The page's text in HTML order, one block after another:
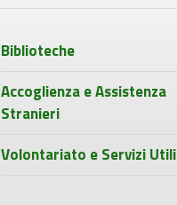
Biblioteche
Accoglienza e Assistenza
Stranieri
Volontariato e Servizi Utili